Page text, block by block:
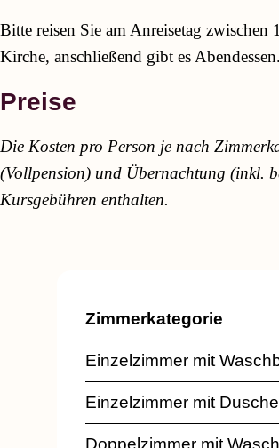
Bitte reisen Sie am Anreisetag
Kirche, anschließend gibt es
Preise
Die Kosten pro Person je nach
(Vollpension) und Übernachtung (inkl.
Kursgebühren enthalten.
Zimmerkategorie
Einzelzimmer mit
Einzelzimmer mit
Doppelzimmer mit